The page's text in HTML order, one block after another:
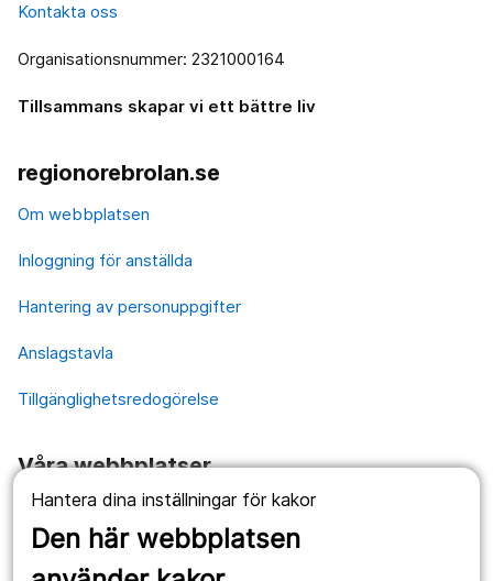
Hantera dina inställningar för kakor
Den här webbplatsen
Kontakta oss
Organisationsnummer: 2321000164
Tillsammans skapar vi ett bättre liv
regionorebrolan.se
Om webbplatsen
Inloggning för anställda
Hantering av personuppgifter
Anslagstavla
Tillgänglighetsredogörelse
Våra webbplatser
1177.se
Länstrafiken